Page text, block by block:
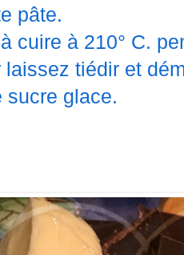
pâte.
cuire à 210° C.
laissez tiédir et
sucre glace.